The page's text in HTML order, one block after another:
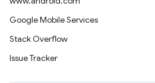
Google Mobile Services
Stack Overflow
Issue Tracker